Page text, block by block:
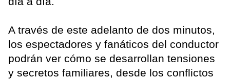
A través de este adelanto de dos minutos,
los espectadores y fanáticos del conductor
podrán ver cómo se desarrollan tensiones
y secretos familiares, desde los conflictos